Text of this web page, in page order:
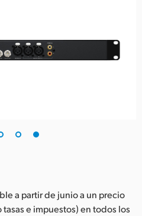
a partir de junio a un precio
e impuestos) en todos los